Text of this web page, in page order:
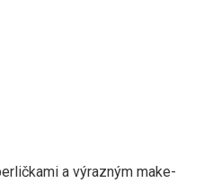
a výrazným make-